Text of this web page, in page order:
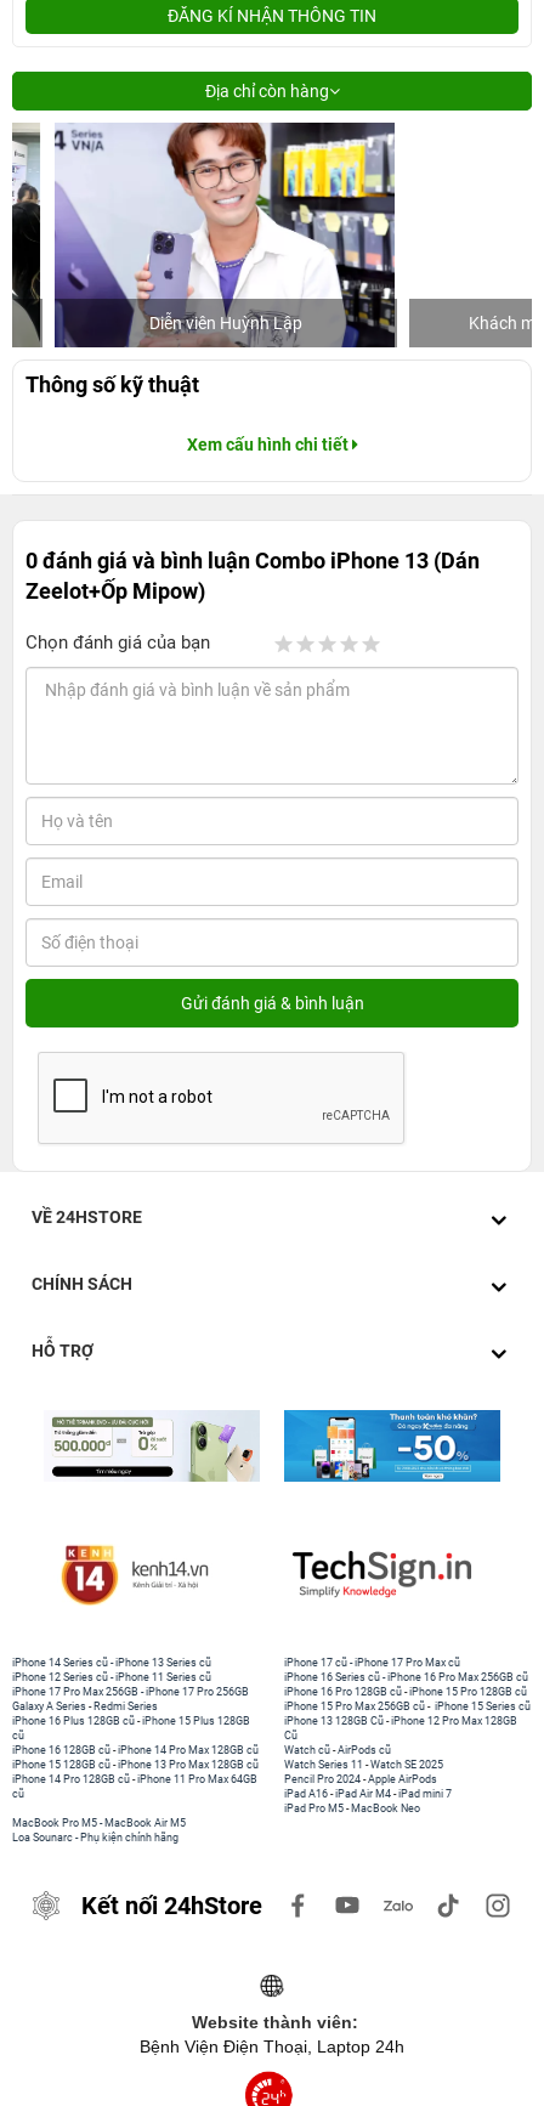
ĐĂNG KÍ NHẬN THÔNG TIN
Địa chỉ còn hàng
Diễn viên Huỳnh Lập Khách mua
Thông số kỹ thuật
Xem cấu hình chi tiết
0 đánh giá và bình luậnCombo iPhone 13 (Dán
Zeelot+Ốp Mipow)
Chọn đánh giá của bạn
VỀ 24HSTORE
CHÍNH SÁCH
HỖ TRỢ
iPhone 14 Series cũ -iPhone 13 Series cũ
iPhone 12 Series cũ -iPhone 11 Series cũ
iPhone 17 Pro Max 256GB -iPhone 17 Pro 256GB
Galaxy A Series - Redmi Series
iPhone 17 cũ -iPhone 17 Pro Max cũ
iPhone 16 Series cũ - iPhone 16 Pro Max 256GB cũ
iPhone 16 Pro 128GB cũ -iPhone 15 Pro 128GB cũ
iPhone 15 Pro Max 256GB cũ - iPhone 15 Series cũ
iPhone 16 Plus 128GB cũ -iPhone 15 Plus 128GB
cũ
iPhone 16 128GB cũ -iPhone 14 Pro Max 128GB cũ
iPhone 15 128GB cũ -iPhone 13 Pro Max 128GB cũ
iPhone 14 Pro 128GB cũ -iPhone 11 Pro Max 64GB
cũ
iPhone 13 128GB Cũ -iPhone 12 Pro Max 128GB
Cũ
Watch cũ -AirPods cũ
Watch Series 11 -Watch SE 2025
Pencil Pro 2024 -Apple AirPods
iPad A16 -iPad Air M4 -iPad mini 7
iPad Pro M5 - MacBook Neo
MacBook Pro M5 - MacBook Air M5
Loa Sounarc - Phụ kiện chính hãng
Kết nối 24hStore
Website thành viên:
Bệnh Viện Điện Thoại, Laptop 24h